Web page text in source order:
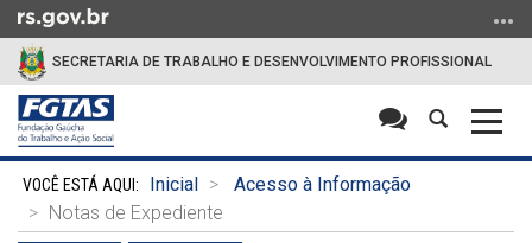
para
conteúdo
para
menu
SECRETARIA DE TRABALHO E DESENVOLVIMENTO PROFISSIONAL
Abrir
Início
conteúdo
Inicial
Acesso à Informação
Notas de Expediente